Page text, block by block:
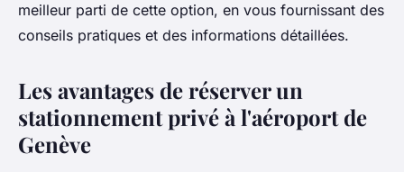
meilleur parti de cette option, en vous fournissant des
conseils pratiques et des informations détaillées.
Les avantages de réserver un
stationnement privé à l'aéroport de
Genève